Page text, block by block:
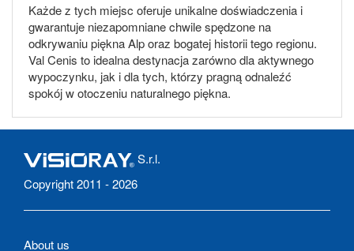
Każde z tych miejsc oferuje unikalne doświadczenia i
gwarantuje niezapomniane chwile spędzone na
odkrywaniu piękna Alp oraz bogatej historii tego regionu.
Val Cenis to idealna destynacja zarówno dla aktywnego
wypoczynku, jak i dla tych, którzy pragną odnaleźć
spokój w otoczeniu naturalnego piękna.
S.r.l.
Copyright 2011 - 2026
About us